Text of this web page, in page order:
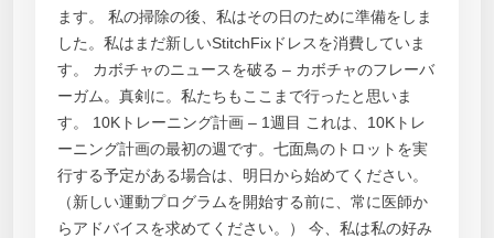
ます。 私の掃除の後、私はその日のために準備をしま
した。私はまだ新しいStitchFixドレスを消費していま
す。 カボチャのニュースを破る – カボチャのフレーバ
ーガム。真剣に。私たちもここまで行ったと思いま
す。 10Kトレーニング計画 – 1週目 これは、10Kトレ
ーニング計画の最初の週です。七面鳥のトロットを実
行する予定がある場合は、明日から始めてください。
（新しい運動プログラムを開始する前に、常に医師か
らアドバイスを求めてください。） 今、私は私の好み